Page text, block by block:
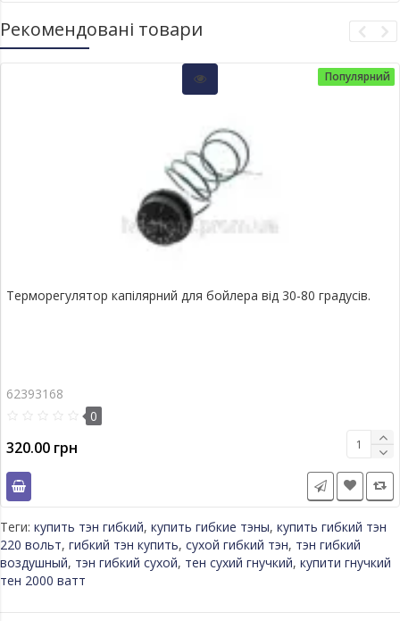
Рекомендовані товари
Популярний
Терморегулятор капілярний для бойлера від 30-80 градусів.
62393168
0
320.00 грн
Теги: купить тэн гибкий, купить гибкие тэны, купить гибкий тэн
220 вольт, гибкий тэн купить, сухой гибкий тэн, тэн гибкий
воздушный, тэн гибкий сухой, тен сухий гнучкий, купити гнучкий
тен 2000 ватт